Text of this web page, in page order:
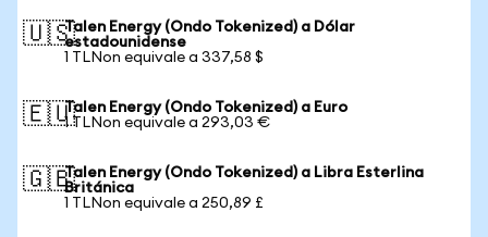
🇺🇸Talen Energy (Ondo Tokenized) a Dólar
estadounidense
1 TLNon equivale a 337,58 $
🇪🇺Talen Energy (Ondo Tokenized) a Euro
1 TLNon equivale a 293,03 €
🇬🇧Talen Energy (Ondo Tokenized) a Libra Esterlina
Británica
1 TLNon equivale a 250,89 £